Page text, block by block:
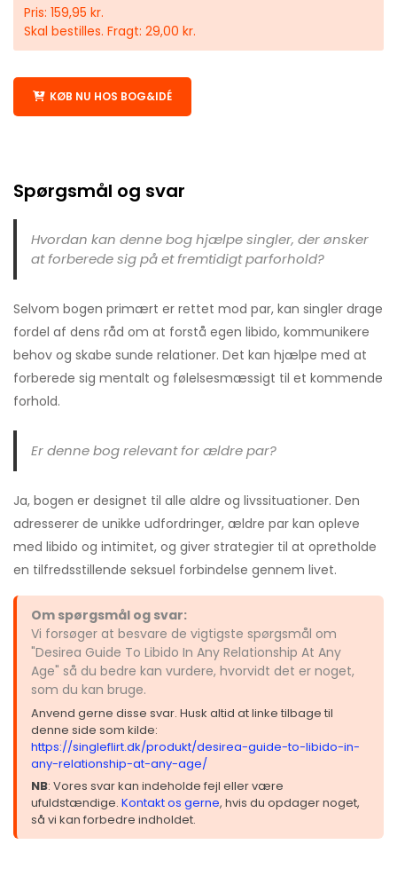
Pris: 159,95 kr.
Skal bestilles. Fragt: 29,00 kr.
KØB NU HOS BOG&IDÉ
Spørgsmål og svar
Hvordan kan denne bog hjælpe singler, der ønsker
at forberede sig på et fremtidigt parforhold?
Selvom bogen primært er rettet mod par, kan singler drage
fordel af dens råd om at forstå egen libido, kommunikere
behov og skabe sunde relationer. Det kan hjælpe med at
forberede sig mentalt og følelsesmæssigt til et kommende
forhold.
Er denne bog relevant for ældre par?
Ja, bogen er designet til alle aldre og livssituationer. Den
adresserer de unikke udfordringer, ældre par kan opleve
med libido og intimitet, og giver strategier til at opretholde
en tilfredsstillende seksuel forbindelse gennem livet.
Om spørgsmål og svar:
Vi forsøger at besvare de vigtigste spørgsmål om
"Desirea Guide To Libido In Any Relationship At Any
Age" så du bedre kan vurdere, hvorvidt det er noget,
som du kan bruge.
Anvend gerne disse svar. Husk altid at linke tilbage til
denne side som kilde:
https://singleflirt.dk/produkt/desirea-guide-to-libido-in-
any-relationship-at-any-age/
NB: Vores svar kan indeholde fejl eller være
ufuldstændige. Kontakt os gerne, hvis du opdager noget,
så vi kan forbedre indholdet.